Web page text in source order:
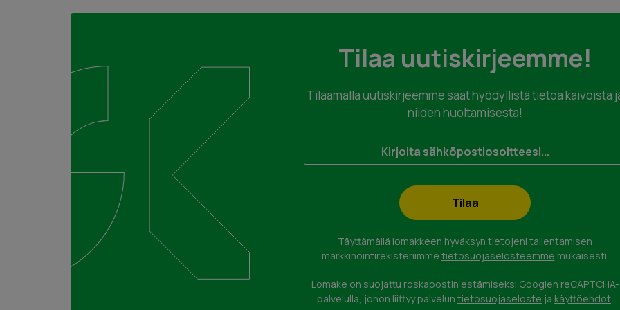
Tilaa uutiskirjeemme!
Tilaamalla uutiskirjeemme saat hyödyllistä tietoa kaivoista
niiden huoltamisesta!
Täyttämällä lomakkeen hyväksyn tietojeni tallentamisen
markkinointirekisteriimme tietosuojaselosteemme mukaisesti.
Lomake on suojattu roskapostin estämiseksi Googlen reCAPTCHA-
palvelulla, johon liittyy palvelun tietosuojaseloste ja käyttöehdot.
Tilaa maksuton kuntotarkastus tai
jätä yhteydenottopyyntö
Täytä alla oleva lomake ja me otamme sinuun yhteyttä.